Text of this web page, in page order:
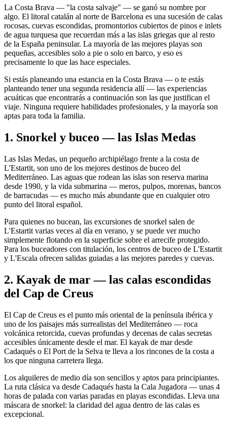
La Costa Brava — "la costa salvaje" — se ganó su nombre por
algo. El litoral catalán al norte de Barcelona es una sucesión de calas
rocosas, cuevas escondidas, promontorios cubiertos de pinos e inlets
de agua turquesa que recuerdan más a las islas griegas que al resto
de la España peninsular. La mayoría de las mejores playas son
pequeñas, accesibles solo a pie o solo en barco, y eso es
precisamente lo que las hace especiales.
Si estás planeando una estancia en la Costa Brava — o te estás
planteando tener una segunda residencia allí — las experiencias
acuáticas que encontrarás a continuación son las que justifican el
viaje. Ninguna requiere habilidades profesionales, y la mayoría son
aptas para toda la familia.
1. Snorkel y buceo — las Islas Medas
Las Islas Medas, un pequeño archipiélago frente a la costa de
L'Estartit, son uno de los mejores destinos de buceo del
Mediterráneo. Las aguas que rodean las islas son reserva marina
desde 1990, y la vida submarina — meros, pulpos, morenas, bancos
de barracudas — es mucho más abundante que en cualquier otro
punto del litoral español.
Para quienes no bucean, las excursiones de snorkel salen de
L'Estartit varias veces al día en verano, y se puede ver mucho
simplemente flotando en la superficie sobre el arrecife protegido.
Para los buceadores con titulación, los centros de buceo de L'Estartit
y L'Escala ofrecen salidas guiadas a las mejores paredes y cuevas.
2. Kayak de mar — las calas escondidas
del Cap de Creus
El Cap de Creus es el punto más oriental de la península ibérica y
uno de los paisajes más surrealistas del Mediterráneo — roca
volcánica retorcida, cuevas profundas y decenas de calas secretas
accesibles únicamente desde el mar. El kayak de mar desde
Cadaqués o El Port de la Selva te lleva a los rincones de la costa a
los que ninguna carretera llega.
Los alquileres de medio día son sencillos y aptos para principiantes.
La ruta clásica va desde Cadaqués hasta la Cala Jugadora — unas 4
horas de palada con varias paradas en playas escondidas. Lleva una
máscara de snorkel: la claridad del agua dentro de las calas es
excepcional.